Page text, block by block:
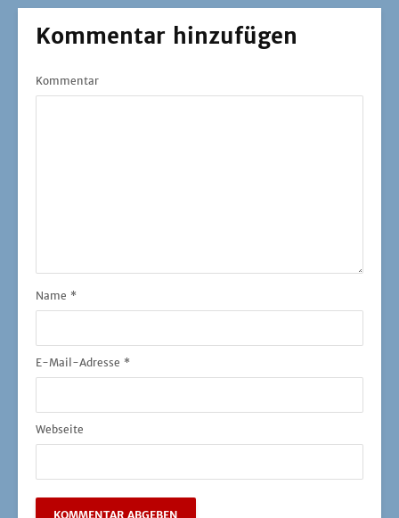
Kommentar hinzufügen
Kommentar
Name *
E-Mail-Adresse *
Webseite